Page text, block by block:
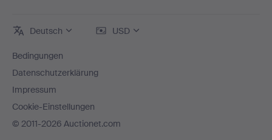
Deutsch USD
Bedingungen
Datenschutzerklärung
Impressum
Cookie-Einstellungen
© 2011-2026 Auctionet.com